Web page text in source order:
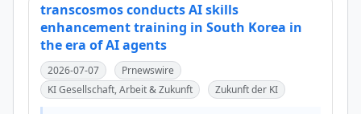
transcosmos conducts AI skills
enhancement training in South Korea in
the era of AI agents
2026-07-07
Prnewswire
KI Gesellschaft, Arbeit & Zukunft
Zukunft der KI